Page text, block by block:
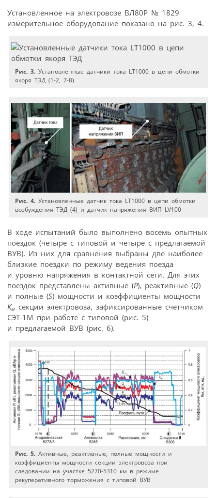
Установленное на электровозе ВЛ80Р № 1829
измерительное оборудование показано на рис. 3, 4.
Рис. 3. Установленные датчики тока LT1000 в цепи обмотки
якоря ТЭД (1-2, 7-8)
Рис. 4. Установленные датчик тока LT1000 в цепи обмотки
возбуждения ТЭД (4) и датчик напряжения ВИП LV100
В ходе испытаний было выполнено восемь опытных
поездок (четыре с типовой и четыре с предлагаемой
ВУВ). Из них для сравнения выбраны две наиболее
близкие поездки по режиму ведения поезда
и уровню напряжения в контактной сети. Для этих
поездок представлены активные (P), реактивные (Q)
и полные (S) мощности и коэффициенты мощности
Км секции электровоза, зафиксированные счетчиком
СЭТ-1М при работе с типовой (рис. 5)
и предлагаемой ВУВ (рис. 6).
Рис. 5. Активные, реактивные, полные мощности и
коэффициенты мощности секции электровоза при
следовании на участке 5270-5310 км в режиме
рекуперативного торможения с типовой ВУВ